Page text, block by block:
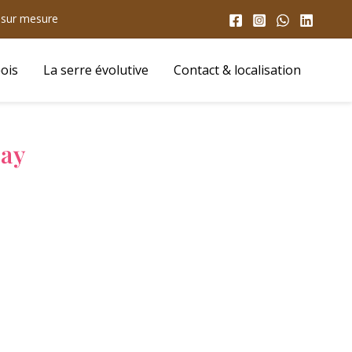
mesure
La serre évolutive Contact & localisation